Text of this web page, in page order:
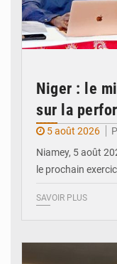
Niger : le
sur la
5 août 2026
Niamey, 5 août
le prochain
SAVOIR PLUS